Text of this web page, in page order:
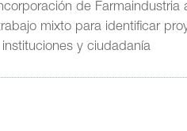
de
mixto para identificar
y ciudadanía